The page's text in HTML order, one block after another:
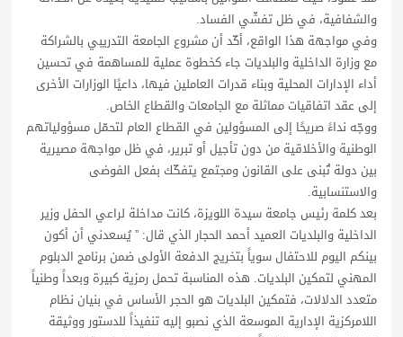
والشفافية، في ظل تفشّي الفساد.
وفي مواجهة هذا الواقع، أكّد أن مشروع الجامعة التدريبي بالشراكة
مع وزارة الداخلية والبلديات جاء كخطوة عملية للمساهمة في تحسين
أداء الإدارات المحلية وبناء قدرات العاملين فيها، داعيًا الوزارات الأخرى
إلى عقد اتفاقيات مماثلة مع الجامعات والقطاع الخاص.
ووجّه نداءً صريحًا إلى المسؤولين في القطاع العام لتحمّل مسؤولياتهم
الوطنية والأخلاقية من دون تأجيل أو تبرير، في ظل مواجهة مصيرية
بين دولة تُبنى على القانون ومجتمع يتفكّك بفعل الفوضى
والاستنسابية.
بعد كلمة رئيس جامعة سيدة اللويزة، كانت مداخلة لراعي الحفل وزير
الداخلية والبلديات العميد أحمد الحجار الذي قال: ” يُسعدني أن أكون
بينكم اليوم للاحتفال سوياً بتخريج الدفعة الأولى ضمن برنامج الدبلوم
المهني لتمكين البلديات. هذه المناسبة تحمل رمزية كبيرة وبعداً وطنياً
متعدد الدلالات، فتمكين البلديات هو الحجر الأساس في بنيان نظام
اللامركزية الإدارية الموسعة الذي نصبو إليه تنفيذاً للدستور ووثيقة